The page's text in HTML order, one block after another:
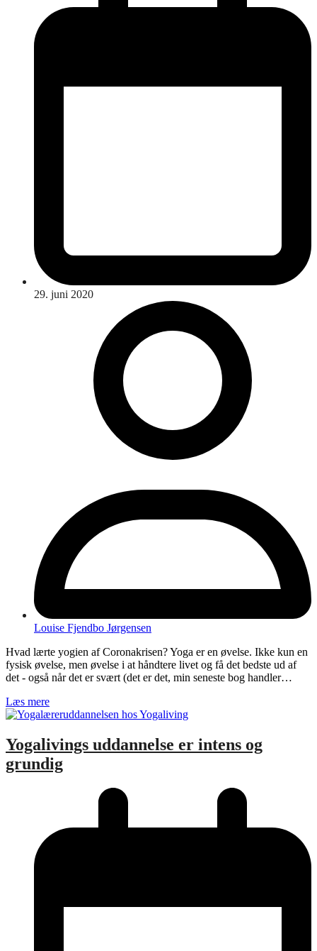
29. juni 2020
Louise Fjendbo Jørgensen
Hvad lærte yogien af Coronakrisen? Yoga er en øvelse. Ikke kun en
fysisk øvelse, men øvelse i at håndtere livet og få det bedste ud af
det - også når det er svært (det er det, min seneste bog handler…
Læs mere
Yogalivings uddannelse er intens og
grundig